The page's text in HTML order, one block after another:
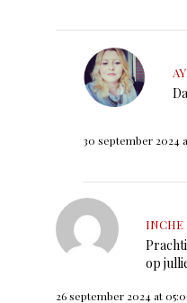
30 september 2024
INCHE
op
26 september 2024 at